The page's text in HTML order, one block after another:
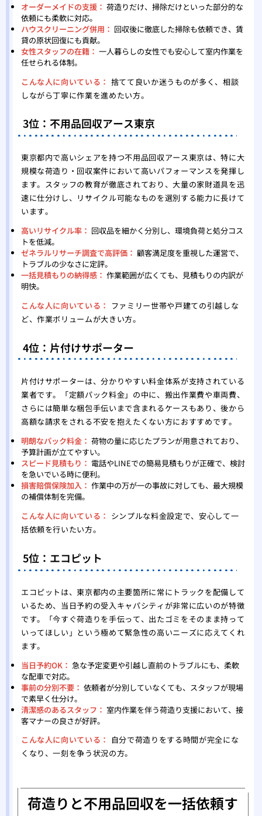
オーダーメイドの支援： 荷造りだけ、掃除だけといった部分的な
依頼にも柔軟に対応。
ハウスクリーニング併用： 回収後に徹底した掃除も依頼でき、賃
貸の原状回復にも貢献。
女性スタッフの在籍： 一人暮らしの女性でも安心して室内作業を
任せられる体制。
こんな人に向いている： 捨てて良いか迷うものが多く、相談
しながら丁寧に作業を進めたい方。
3位：不用品回収アース東京
東京都内で高いシェアを持つ不用品回収アース東京は、特に大
規模な荷造り・回収案件において高いパフォーマンスを発揮し
ます。スタッフの教育が徹底されており、大量の家財道具を迅
速に仕分けし、リサイクル可能なものを選別する能力に長けて
います。
高いリサイクル率： 回収品を細かく分別し、環境負荷と処分コス
トを低減。
ゼネラルリサーチ調査で高評価： 顧客満足度を重視した運営で、
トラブルの少なさに定評。
一括見積もりの納得感： 作業範囲が広くても、見積もりの内訳が
明快。
こんな人に向いている：
ファミリー世帯や戸建ての引越しな
ど、作業ボリュームが大きい方。
4位：片付けサポーター
片付けサポーターは、分かりやすい料金体系が支持されている
業者です。「定額パック料金」の中に、搬出作業費や車両費、
さらには簡単な梱包手伝いまで含まれるケースもあり、後から
高額な請求をされる不安を抱えたくない方におすすめです。
明朗なパック料金： 荷物の量に応じたプランが用意されており、
予算計画が立てやすい。
スピード見積もり： 電話やLINEでの簡易見積もりが正確で、検討
を急いでいる時に便利。
損害賠償保険加入： 作業中の万が一の事故に対しても、最大規模
の補償体制を完備。
こんな人に向いている： シンプルな料金設定で、安心して一
括依頼を行いたい方。
5位：エコピット
エコピットは、東京都内の主要箇所に常にトラックを配備して
いるため、当日予約の受入キャパシティが非常に広いのが特徴
です。「今すぐ荷造りを手伝って、出たゴミをそのまま持って
いってほしい」という極めて緊急性の高いニーズに応えてくれ
ます。
当日予約OK： 急な予定変更や引越し直前のトラブルにも、柔軟
な配車で対応。
事前の分別不要： 依頼者が分別していなくても、スタッフが現場
で素早く仕分け。
清潔感のあるスタッフ： 室内作業を伴う荷造り支援において、接
客マナーの良さが好評。
こんな人に向いている：
自分で荷造りをする時間が完全にな
くなり、一刻を争う状況の方。
荷造りと不用品回収を一括依頼す